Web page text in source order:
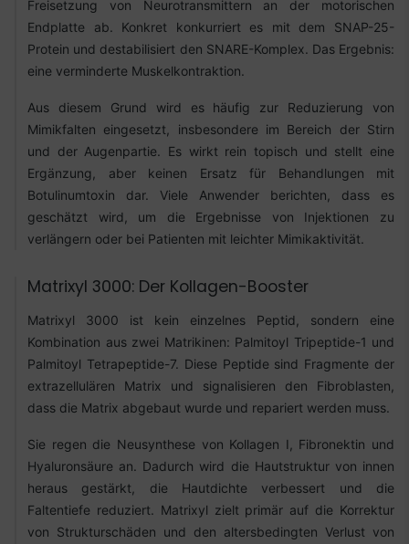
Freisetzung von Neurotransmittern an der motorischen
Endplatte ab. Konkret konkurriert es mit dem SNAP-25-
Protein und destabilisiert den SNARE-Komplex. Das Ergebnis:
eine verminderte Muskelkontraktion.
Aus diesem Grund wird es häufig zur Reduzierung von
Mimikfalten eingesetzt, insbesondere im Bereich der Stirn
und der Augenpartie. Es wirkt rein topisch und stellt eine
Ergänzung, aber keinen Ersatz für Behandlungen mit
Botulinumtoxin dar. Viele Anwender berichten, dass es
geschätzt wird, um die Ergebnisse von Injektionen zu
verlängern oder bei Patienten mit leichter Mimikaktivität.
Matrixyl 3000: Der Kollagen-Booster
Matrixyl 3000 ist kein einzelnes Peptid, sondern eine
Kombination aus zwei Matrikinen: Palmitoyl Tripeptide-1 und
Palmitoyl Tetrapeptide-7. Diese Peptide sind Fragmente der
extrazellulären Matrix und signalisieren den Fibroblasten,
dass die Matrix abgebaut wurde und repariert werden muss.
Sie regen die Neusynthese von Kollagen I, Fibronektin und
Hyaluronsäure an. Dadurch wird die Hautstruktur von innen
heraus gestärkt, die Hautdichte verbessert und die
Faltentiefe reduziert. Matrixyl zielt primär auf die Korrektur
von Strukturschäden und den altersbedingten Verlust von